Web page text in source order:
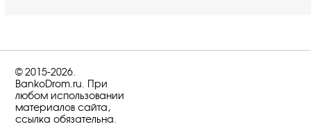
© 2015-2026.
BankoDrom.ru. При
любом использовании
материалов сайта,
ссылка обязательна.